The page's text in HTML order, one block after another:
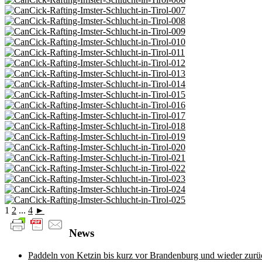
1 2 ... 4 ►
News
Paddeln von Ketzin bis kurz vor Brandenburg und wieder